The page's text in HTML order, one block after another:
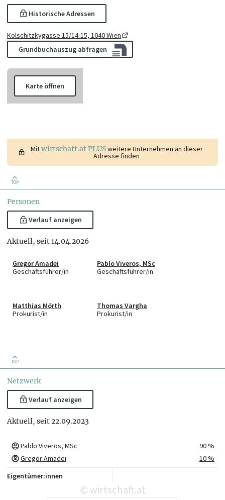
Historische Adressen
Kolschitzkygasse 15/14-15, 1040 Wien
Grundbuchauszug abfragen
Karte öffnen
Mitwirtschaft.at PLUSweitere Unternehmen an dieser
Adresse finden
TOP
Personen
Verlauf anzeigen
Aktuell, seit 14.04.2026
Gregor Amadei
Geschäftsführer/in
Pablo Viveros, MSc
Geschäftsführer/in
Matthias Mörth
Prokurist/in
Thomas Vargha
Prokurist/in
TOP
Netzwerk
Verlauf anzeigen
Aktuell, seit 22.09.2023
Pablo Viveros, MSc
90 %
Gregor Amadei
10 %
Eigentümer:innen
© wirtschaft.at